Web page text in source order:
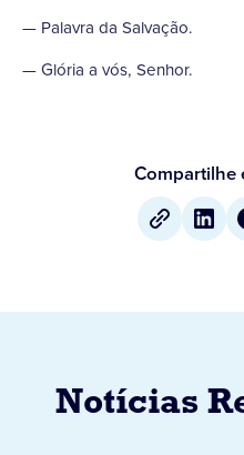
— Palavra da Salvação.
— Glória a vós, Senhor.
Compartilhe
Notícias